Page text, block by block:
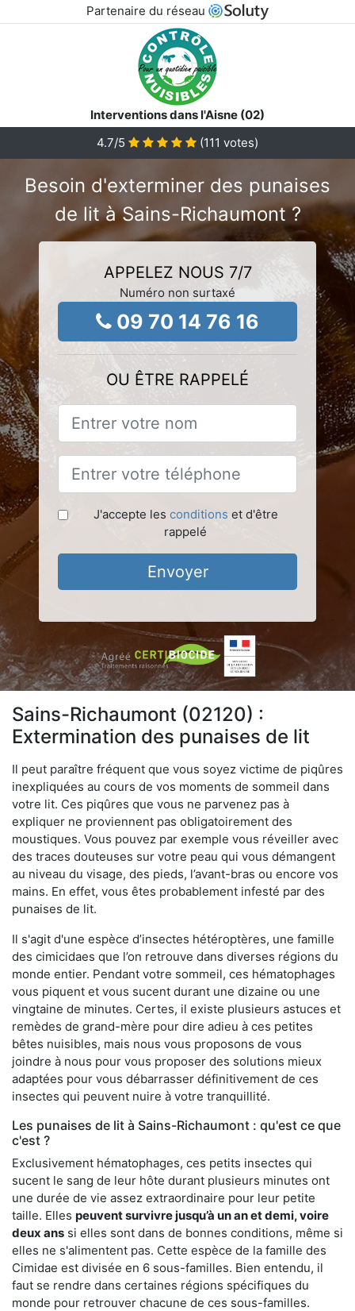
Partenaire du réseau
Interventions dans l'Aisne (02)
4.7/5 (111 votes)
Besoin d'exterminer des punaises
de lit à Sains-Richaumont ?
APPELEZ NOUS 7/7
Numéro non surtaxé
09 70 14 76 16
OU ÊTRE RAPPELÉ
J'accepte les conditions et d'être
rappelé
Envoyer
Sains-Richaumont (02120) :
Extermination des punaises de lit
Il peut paraître fréquent que vous soyez victime de piqûres
inexpliquées au cours de vos moments de sommeil dans
votre lit. Ces piqûres que vous ne parvenez pas à
expliquer ne proviennent pas obligatoirement des
moustiques. Vous pouvez par exemple vous réveiller avec
des traces douteuses sur votre peau qui vous démangent
au niveau du visage, des pieds, l’avant-bras ou encore vos
mains. En effet, vous êtes probablement infesté par des
punaises de lit.
Il s'agit d'une espèce d’insectes hétéroptères, une famille
des cimicidaes que l’on retrouve dans diverses régions du
monde entier. Pendant votre sommeil, ces hématophages
vous piquent et vous sucent durant une dizaine ou une
vingtaine de minutes. Certes, il existe plusieurs astuces et
remèdes de grand-mère pour dire adieu à ces petites
bêtes nuisibles, mais nous vous proposons de vous
joindre à nous pour vous proposer des solutions mieux
adaptées pour vous débarrasser définitivement de ces
insectes qui peuvent nuire à votre tranquillité.
Les punaises de lit à Sains-Richaumont : qu'est ce que
c'est ?
Exclusivement hématophages, ces petits insectes qui
sucent le sang de leur hôte durant plusieurs minutes ont
une durée de vie assez extraordinaire pour leur petite
taille. Elles peuvent survivre jusqu’à un an et demi, voire
deux ans si elles sont dans de bonnes conditions, même si
elles ne s'alimentent pas. Cette espèce de la famille des
Cimidae est divisée en 6 sous-familles. Bien entendu, il
faut se rendre dans certaines régions spécifiques du
monde pour retrouver chacune de ces sous-familles.